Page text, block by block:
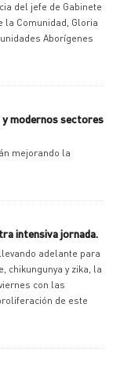
del jefe de Gabinete
la Comunidad, Gloria
Aborígenes
y modernos sectores
mejorando la
intensiva jornada.
adelante para
chikungunya y zika, la
con las
de este